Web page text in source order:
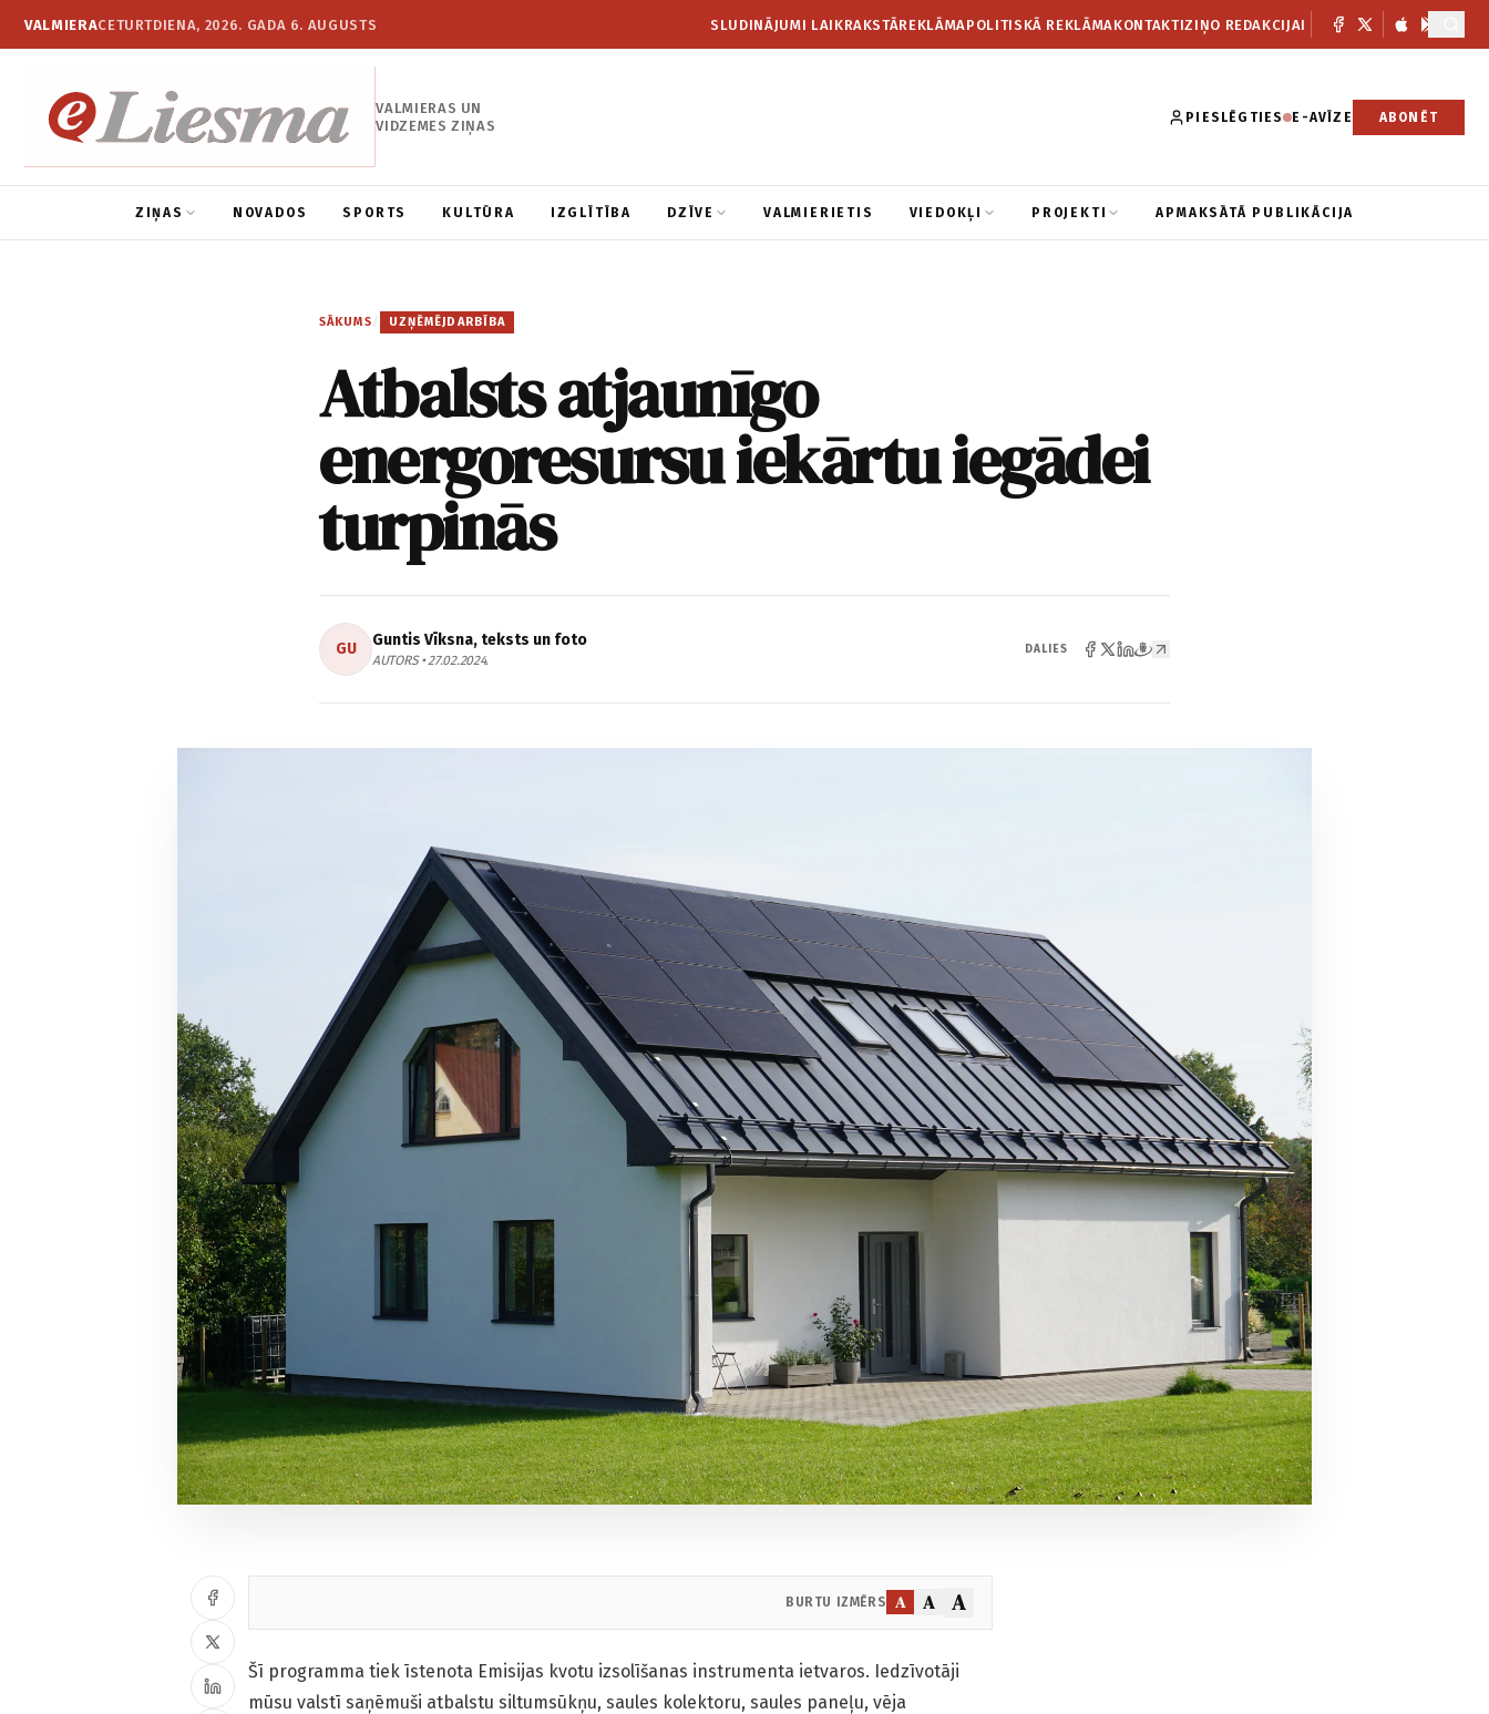
VALMIERACETURTDIENA, 2026. GADA 6. AUGUSTS SLUDINĀJUMI LAIKRAKSTĀREKLĀMAPOLITISKĀ REKLĀMAKONTAKTIZIŅO REDAKCIJAI
VALMIERAS UN
VIDZEMES ZIŅAS
PIESLĒGTIES E-AVĪZE ABONĒT
ZIŅAS NOVADOS SPORTS KULTŪRA IZGLĪTĪBA DZĪVE VALMIERIETIS VIEDOKĻI PROJEKTI APMAKSĀTĀ PUBLIKĀCIJA
SĀKUMS / UZŅĒMĒJDARBĪBA
Atbalsts atjaunīgo
energoresursu iekārtu iegādei
turpinās
GU Guntis Vīksna, teksts un foto
AUTORS • 27.02.2024.
DALIES
BURTU IZMĒRS A A A
Šī programma tiek īstenota Emisijas kvotu izsolīšanas instrumenta ietvaros. Iedzīvotāji
mūsu valstī saņēmuši atbalstu siltumsūkņu, saules kolektoru, saules paneļu, vēja